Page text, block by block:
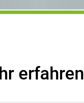
erfahren